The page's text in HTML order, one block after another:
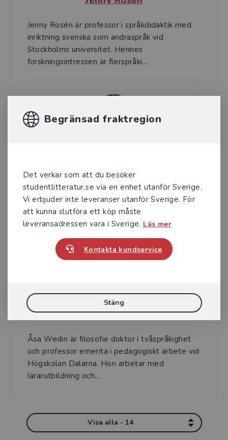
Begränsad fraktregion
Det verkar som att du besöker
studentlitteratur.se via en enhet utanför Sverige.
Vi erbjuder inte leveranser utanför Sverige. För
att kunna slutföra ett köp måste
leveransadressen vara i Sverige. Läs mer
Kontakta kundservice
Stäng
Jenny Rosén är professor i språkdidaktik med
inriktning svenska som andraspråk vid
Stockholms universitet. Hennes
forskningsintressen är flerspråki...
Boglárka Straszer är professor i svenska som
andraspråk vid Högskolan Dalarna. Hon har en
andraspråkslärarexamen i finska och fil.dr
examen i finsk...
Åsa Wedin
Åsa Wedin är filosofie doktor i tvåspråkighet
och professor emerita i pedagogiskt arbete vid
Högskolan Dalarna. Hon arbetar med
lärarutbildning och...
Visa alla - 14